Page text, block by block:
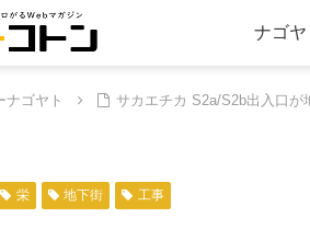
ナゴ
ナゴヤト サカエチカ S2a/S2b出入口が
栄 地下街 工事